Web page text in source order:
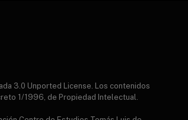
3.0 Unported License. Los contenidos
1/1996, de Propiedad Intelectual.